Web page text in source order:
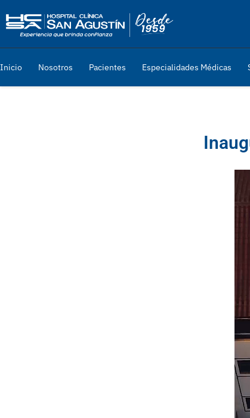
Inicio Nosotros Pacientes Especialidades Médicas